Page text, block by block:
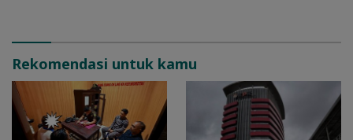
Rekomendasi untuk kamu